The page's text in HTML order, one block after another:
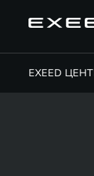
EXEED